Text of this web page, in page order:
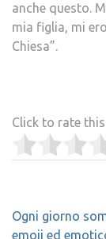
anche questo.
mia figlia, mi
Chiesa”.
Click to rate
articoli
Ogni giorno
emoji ed